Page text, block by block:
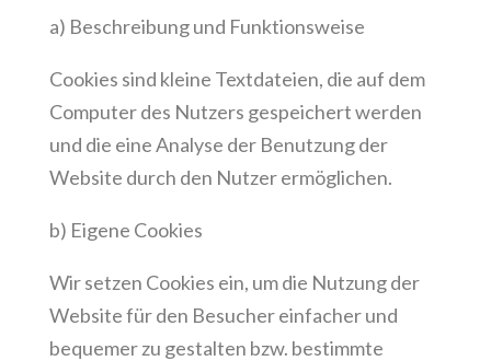
a) Beschreibung und Funktionsweise
Cookies sind kleine Textdateien, die auf dem
Computer des Nutzers gespeichert werden
und die eine Analyse der Benutzung der
Website durch den Nutzer ermöglichen.
b) Eigene Cookies
Wir setzen Cookies ein, um die Nutzung der
Website für den Besucher einfacher und
bequemer zu gestalten bzw. bestimmte